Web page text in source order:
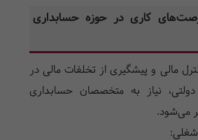
کاری در حوزه حسابداری
مالی و پیشگیری از تخلفات مالی در
دولتی، نیاز به متخصصان حسابداری
می‌شود.